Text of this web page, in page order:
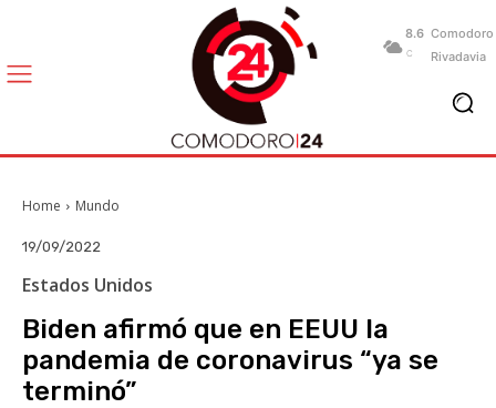
8.6
C
Comodoro
Rivadavia
Home Mundo
19/09/2022
Estados Unidos
Biden afirmó que en EEUU la
pandemia de coronavirus “ya se
terminó”